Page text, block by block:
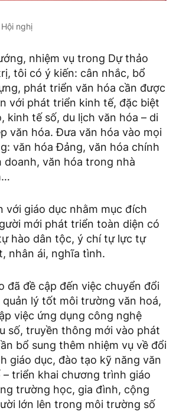
nghị
nhiệm vụ trong Dự thảo
tôi có ý kiến: cân nhắc, bổ
phát triển văn hóa cần được
với phát triển kinh tế, đặc biệt
kinh tế số, du lịch văn hóa – di
văn hóa. Đưa văn hóa vào mọi
văn hóa Đảng, văn hóa chính
doanh, văn hóa trong nhà
với giáo dục nhằm mục đích
mới phát triển toàn diện có
hào dân tộc, ý chí tự lực tự
nhân ái, nghĩa tình.
đã đề cập đến việc chuyển đổi
quản lý tốt môi trường văn hoá,
việc ứng dụng công nghệ
số, truyền thông mới vào phát
bổ sung thêm nhiệm vụ về đổi
giáo dục, đào tạo kỹ năng văn
– triển khai chương trình giáo
trường học, gia đình, cộng
lớn lên trong môi trường số